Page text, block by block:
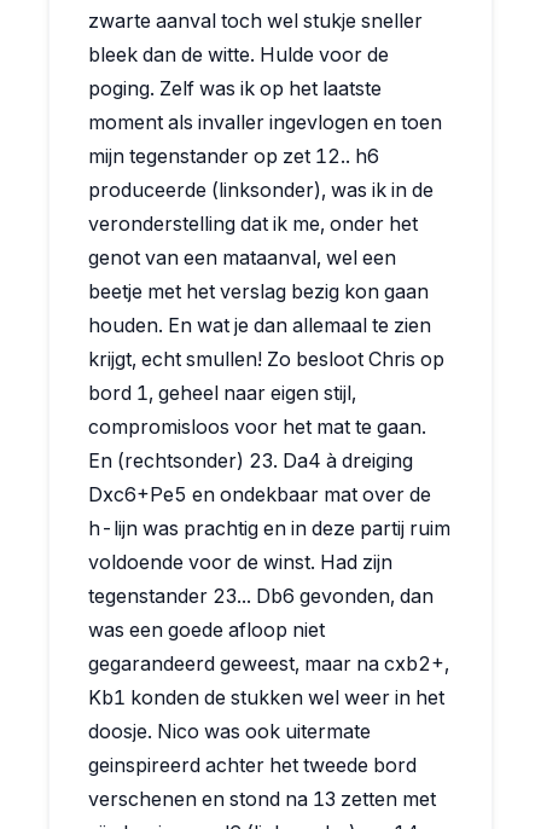
zwarte aanval toch wel stukje sneller
bleek dan de witte. Hulde voor de
poging. Zelf was ik op het laatste
moment als invaller ingevlogen en toen
mijn tegenstander op zet 12.. h6
produceerde (linksonder), was ik in de
veronderstelling dat ik me, onder het
genot van een mataanval, wel een
beetje met het verslag bezig kon gaan
houden. En wat je dan allemaal te zien
krijgt, echt smullen! Zo besloot Chris op
bord 1, geheel naar eigen stijl,
compromisloos voor het mat te gaan.
En (rechtsonder) 23. Da4 à dreiging
Dxc6+Pe5 en ondekbaar mat over de
h-lijn was prachtig en in deze partij ruim
voldoende voor de winst. Had zijn
tegenstander 23... Db6 gevonden, dan
was een goede afloop niet
gegarandeerd geweest, maar na cxb2+,
Kb1 konden de stukken wel weer in het
doosje. Nico was ook uitermate
geinspireerd achter het tweede bord
verschenen en stond na 13 zetten met